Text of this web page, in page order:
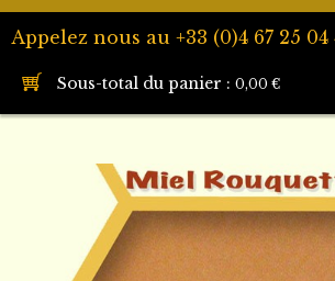
Appelez nous au +33 (0)4 67 25 04
Sous-total du panier : 0,00 €